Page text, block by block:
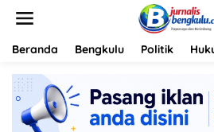
Beranda Bengkulu Politik